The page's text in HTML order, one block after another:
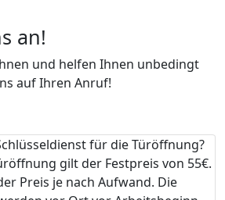
an!
und helfen Ihnen unbedingt
auf Ihren Anruf!
für die Türöffnung?
gilt der Festpreis von 55€.
Preis je nach Aufwand. Die